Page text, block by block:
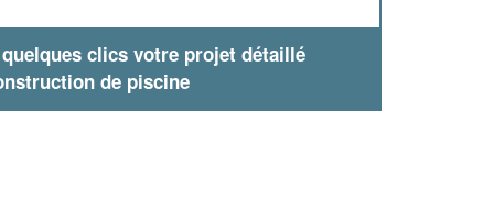
clics votre projet détaillé
de piscine